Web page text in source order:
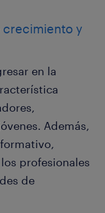
crecimiento y
en la
Además,
profesionales
de